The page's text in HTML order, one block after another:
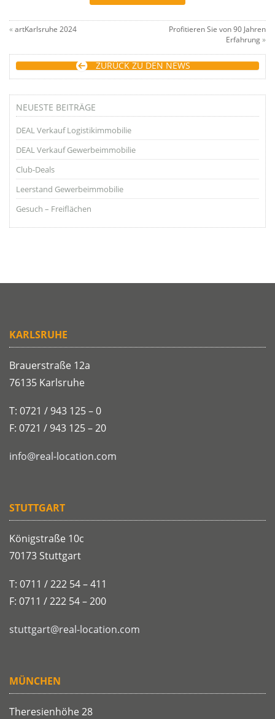
«artKarlsruhe 2024
Profitieren Sie von 90 Jahren
Erfahrung»
ZURÜCK ZU DEN NEWS
NEUESTE BEITRÄGE
DEAL Verkauf Logistikimmobilie
DEAL Verkauf Gewerbeimmobilie
Club-Deals
Leerstand Gewerbeimmobilie
Gesuch – Freiflächen
KARLSRUHE
Brauerstraße 12a
76135 Karlsruhe
T: 0721 / 943 125 – 0
F: 0721 / 943 125 – 20
info@real-location.com
STUTTGART
Königstraße 10c
70173 Stuttgart
T: 0711 / 222 54 – 411
F: 0711 / 222 54 – 200
stuttgart@real-location.com
MÜNCHEN
Theresienhöhe 28